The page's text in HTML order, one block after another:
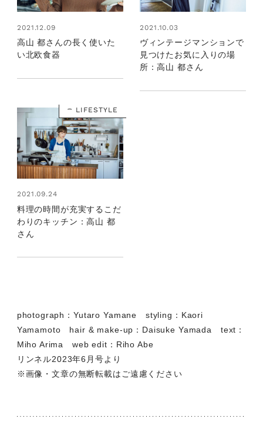
2021.12.09
高山 都さんの長く使いた
い北欧食器
2021.10.03
ヴィンテージマンションで
見つけたお気に入りの場
所：高山 都さん
LIFESTYLE
2021.09.24
料理の時間が充実するこだ
わりのキッチン：高山 都
さん
photograph：Yutaro Yamane styling：Kaori
Yamamoto hair & make-up：Daisuke Yamada text：
Miho Arima web edit：Riho Abe
リンネル2023年6月号より
※画像・文章の無断転載はご遠慮ください